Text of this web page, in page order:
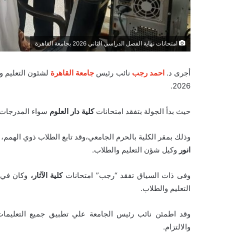
امتحانات نهاية الفصل الدراسي الثاني 2026 بجامعة القاهرة
أجرى د.احمد رجب نائب رئيس جامعة القاهرة لشئون التعليم
2026.
حيث بدأ الجولة بتفقد امتحاناتكلية دار العلوم سواء
وذلك بمقر الكلية بالحرم الجامعي،وقد تابع الطلاب ذوي
انور وكيل شؤن التعليم والطلاب.
وفى ذات السياق تفقد “رجب” امتحاناتكلية الآثار، وكان في
التعليم والطلاب.
وقد اطمئن نائب رئيس الجامعة علي تطبيق جميع
والالتزام.